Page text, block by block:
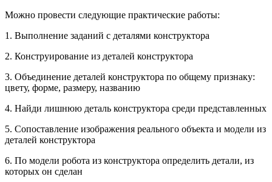
Можно провести следующие практические работы:
1. Выполнение заданий с деталями конструктора
2. Конструирование из деталей конструктора
3. Объединение деталей конструктора по общему признаку:
цвету, форме, размеру, названию
4. Найди лишнюю деталь конструктора среди представленных
5. Сопоставление изображения реального объекта и модели из
деталей конструктора
6. По модели робота из конструктора определить детали, из
которых он сделан